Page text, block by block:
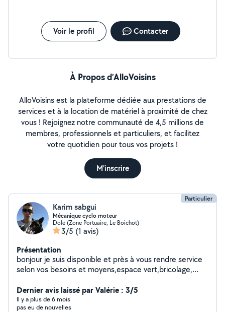
Voir le profil Contacter
À Propos d’AlloVoisins
AlloVoisins est la plateforme dédiée aux prestations de
services et à la location de matériel à proximité de chez
vous ! Rejoignez notre communauté de 4,5 millions de
membres, professionnels et particuliers, et facilitez
votre quotidien pour tous vos projets !
M'inscrire
Particulier
Karim sabgui
Mécanique cyclo moteur
Dole (Zone Portuaire, Le Boichot)
3/5 (1 avis)
Présentation
bonjour je suis disponible et près à vous rendre service
selon vos besoins et moyens,espace vert,bricolage,
meuble,aide pour travaux divers.hésiter pas à me
contacter.si vous cherchez un employé à former.
Dernier avis laissé par Valérie : 3/5
Il y a plus de 6 mois
pas eu de nouvelles